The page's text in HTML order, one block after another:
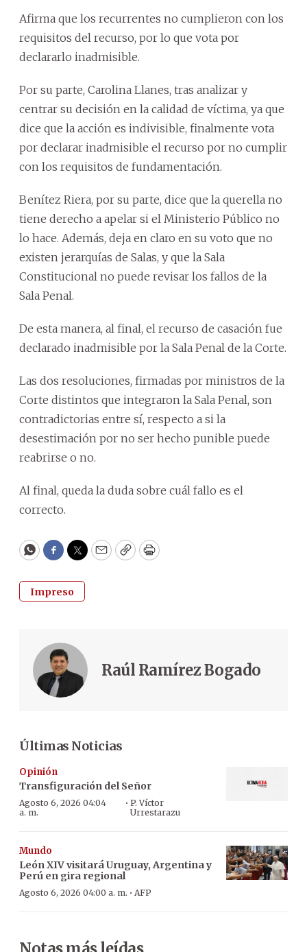
Afirma que los recurrentes no cumplieron con los
requisitos del recurso, por lo que vota por
declararlo inadmisible.
Por su parte, Carolina Llanes, tras analizar y
centrar su decisión en la calidad de víctima, ya que
dice que la acción es indivisible, finalmente vota
por declarar inadmisible el recurso por no cumplir
con los requisitos de fundamentación.
Benítez Riera, por su parte, dice que la querella no
tiene derecho a apelar si el Ministerio Público no
lo hace. Además, deja en claro en su voto que no
existen jerarquías de Salas, y que la Sala
Constitucional no puede revisar los fallos de la
Sala Penal.
De esta manera, al final, el recurso de casación fue
declarado inadmisible por la Sala Penal de la Corte.
Las dos resoluciones, firmadas por ministros de la
Corte distintos que integraron la Sala Penal, son
contradictorias entre sí, respecto a si la
desestimación por no ser hecho punible puede
reabrirse o no.
Al final, queda la duda sobre cuál fallo es el
correcto.
WhatsApp
Facebook
Twitter
EmailCopyPrint
Impreso
Raúl Ramírez Bogado
Últimas Noticias
Opinión
Transfiguración del Señor
Agosto 6, 2026 04:04
a. m.
· P. Víctor
Urrestarazu
Mundo
León XIV visitará Uruguay, Argentina y
Perú en gira regional
Agosto 6, 2026 04:00 a. m. · AFP